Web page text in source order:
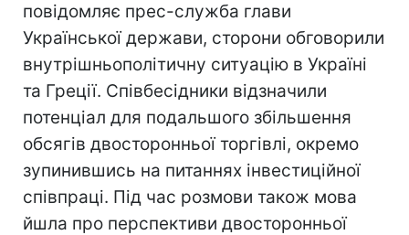
повідомляє прес-служба глави
Української держави, сторони обговорили
внутрішньополітичну ситуацію в Україні
та Греції. Співбесідники відзначили
потенціал для подальшого збільшення
обсягів двосторонньої торгівлі, окремо
зупинившись на питаннях інвестиційної
співпраці. Під час розмови також мова
йшла про перспективи двосторонньої